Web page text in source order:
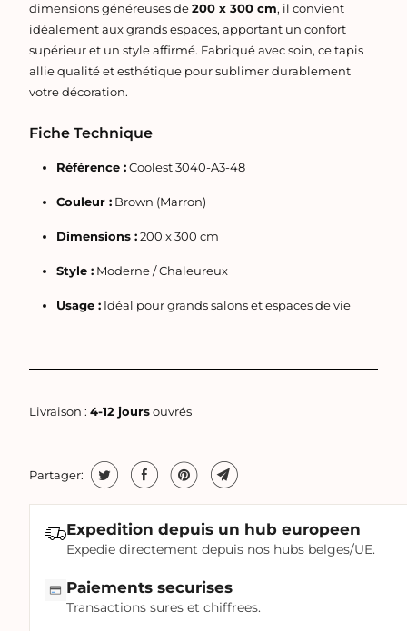
Expedition depuis un hub europeen
Expedie directement depuis nos hubs belges/UE.
Paiements securises
Transactions sures et chiffrees.
dimensions généreuses de200 x 300 cm, il convient
idéalement aux grands espaces, apportant un confort
supérieur et un style affirmé. Fabriqué avec soin, ce tapis
allie qualité et esthétique pour sublimer durablement
votre décoration.
Fiche Technique
Référence :Coolest 3040-A3-48
Couleur :Brown (Marron)
Dimensions :200 x 300 cm
Style :Moderne / Chaleureux
Usage :Idéal pour grands salons et espaces de vie
Livraison : 4-12 joursouvrés
Partager: